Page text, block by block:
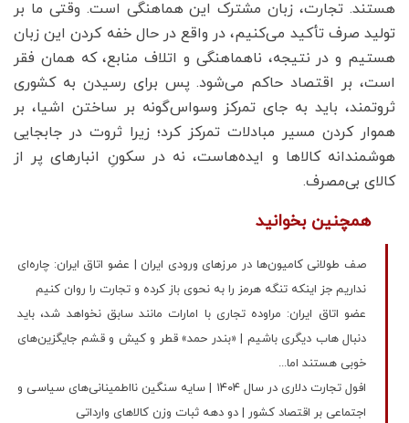
هستند. تجارت، زبان مشترک این هماهنگی است. وقتی ما بر
تولید صرف تأکید می‌کنیم، در واقع در حال خفه کردن این زبان
هستیم و در نتیجه، ناهماهنگی و اتلاف منابع، که همان فقر
است، بر اقتصاد حاکم می‌شود. پس برای رسیدن به کشوری
ثروتمند، باید به جای تمرکز وسواس‌گونه بر ساختن اشیا، بر
هموار کردن مسیر مبادلات تمرکز کرد؛ زیرا ثروت در جابجایی
هوشمندانه کالاها و ایده‌هاست، نه در سکونِ انبارهای پر از
کالای بی‌مصرف.
همچنین بخوانید
صف‌ طولانی کامیون‌ها در مرزهای ورودی ایران | عضو اتاق ایران: چاره‌ای
نداریم جز اینکه تنگه هرمز را به نحوی باز کرده و تجارت را روان کنیم
عضو اتاق ایران: مراوده تجاری با امارات مانند سابق نخواهد شد، باید
دنبال هاب دیگری باشیم | «بندر حمد» قطر و کیش و قشم جایگزین‌های
خوبی هستند اما...
افول تجارت دلاری در سال ۱۴۰۴ | سایه سنگین نااطمینانی‌های سیاسی و
اجتماعی بر اقتصاد کشور | دو دهه ثبات وزن کالاهای وارداتی